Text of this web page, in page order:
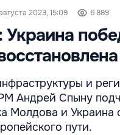
2023, 15:09 6 889
и
Андрей Спыну
Молдова и Украина
пути.